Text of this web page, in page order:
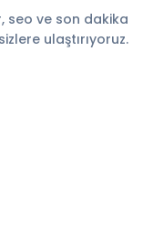
seo ve son dakika
ulaştırıyoruz.